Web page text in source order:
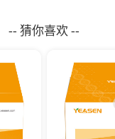
-- 猜你喜欢 --